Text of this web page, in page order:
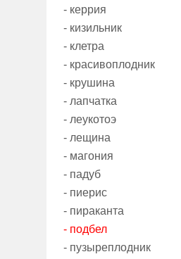
- керрия
- кизильник
- клетра
- красивоплодник
- крушина
- лапчатка
- леукотоэ
- лещина
- магония
- падуб
- пиерис
- пираканта
- подбел
- пузыреплодник